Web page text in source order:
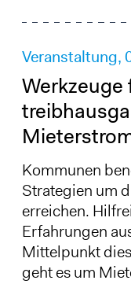
Veranstaltung,
Werkzeuge
Kommunen
Strategien um
erreichen.
Erfahrungen
Mittelpunkt
geht es um